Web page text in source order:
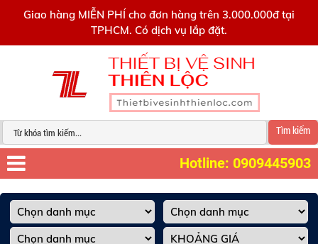
Giao hàng MIỄN PHÍ cho đơn hàng trên 3.000.000đ tại
TPHCM. Có dịch vụ lắp đặt.
Tìm kiếm
Hotline: 0909445903
0909445903